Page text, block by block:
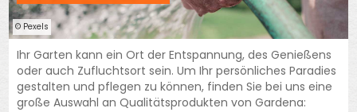
© Pexels
Ihr Garten kann ein Ort der Entspannung, des Genießens
oder auch Zufluchtsort sein. Um Ihr persönliches Paradies
gestalten und pflegen zu können, finden Sie bei uns eine
große Auswahl an Qualitätsprodukten von Gardena: